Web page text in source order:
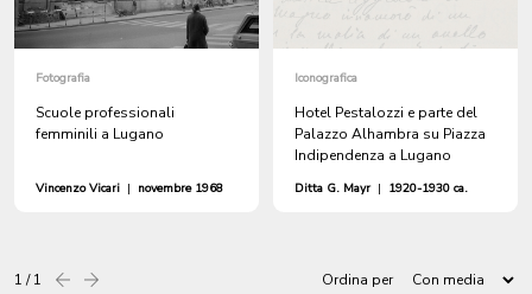
Fotografia
Scuole professionali
femminili a Lugano
Vincenzo Vicari | novembre 1968
Iconografica
Hotel Pestalozzi e parte del
Palazzo Alhambra su Piazza
Indipendenza a Lugano
Ditta G. Mayr | 1920-1930 ca.
1 / 1 Precedentesuccessiva Ordina per